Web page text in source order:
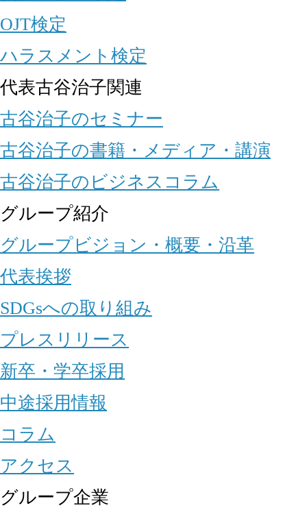
OJT検定
ハラスメント検定
代表古谷治子関連
古谷治子のセミナー
古谷治子の書籍・メディア・講演
古谷治子のビジネスコラム
グループ紹介
グループビジョン・概要・沿革
代表挨拶
SDGsへの取り組み
プレスリリース
新卒・学卒採用
中途採用情報
コラム
アクセス
グループ企業